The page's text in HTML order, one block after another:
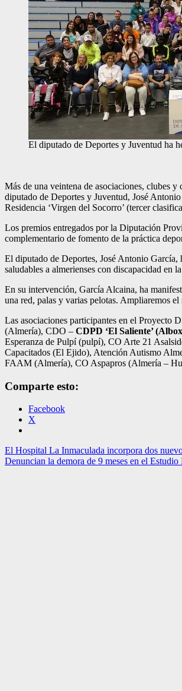
El diputado de Deportes y Juventud ha
Más de una veintena de asociaciones, clubes
diputado de Deportes y Juventud, José
Residencia ‘Virgen del Socorro’ (tercer
Los premios entregados por la Diputación
complementario de fomento de la práctica
El diputado de Deportes, José Antonio
saludables a almerienses con discapacidad en
En su intervención, García Alcaina, ha
una red, palas y varias pelotas. Ampliaremos
Las asociaciones participantes en el Proyecto
(Almería), CDO – CDPD ‘El Saliente’
Esperanza de Pulpí (pulpí), CO Arte 21
Capacitados (El Ejido), Atención Autismo
FAAM (Almería), CO Aspapros (Almería –
Comparte esto:
Facebook
X
Navegación
de
El Hospital La Inmaculada incorpora dos
Denuncian la demora de 9 meses en el